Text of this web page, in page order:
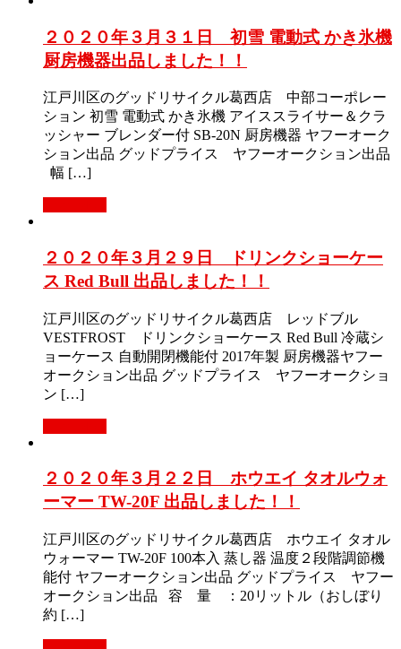
２０２０年３月３１日 初雪 電動式 かき氷機
厨房機器出品しました！！
江戸川区のグッドリサイクル葛西店 中部コーポレー
ション 初雪 電動式 かき氷機 アイススライサー＆クラ
ッシャー ブレンダー付 SB-20N 厨房機器 ヤフーオーク
ション出品 グッドプライス ヤフーオークション出品
幅 […]
２０２０年３月２９日 ドリンクショーケー
ス Red Bull 出品しました！！
江戸川区のグッドリサイクル葛西店 レッドブル
VESTFROST ドリンクショーケース Red Bull 冷蔵シ
ョーケース 自動開閉機能付 2017年製 厨房機器ヤフー
オークション出品 グッドプライス ヤフーオークショ
ン […]
２０２０年３月２２日 ホウエイ タオルウォ
ーマー TW-20F 出品しました！！
江戸川区のグッドリサイクル葛西店 ホウエイ タオル
ウォーマー TW-20F 100本入 蒸し器 温度２段階調節機
能付 ヤフーオークション出品 グッドプライス ヤフー
オークション出品 容 量 ：20リットル（おしぼり
約 […]